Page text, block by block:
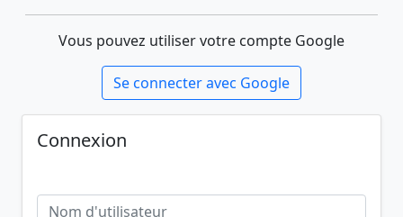
Vous pouvez utiliser votre compte Google
Se connecter avec Google
Connexion